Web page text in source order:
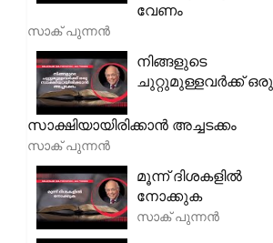
വേണം
സാക് പുന്നൻ
നിങ്ങളുടെ
ചുറ്റുമുള്ളവർക്ക് ഒരു
സാക്ഷിയായിരിക്കാൻ അച്ചടക്കം
സാക് പുന്നൻ
മൂന്ന് ദിശകളിൽ
നോക്കുക
സാക് പുന്നൻ